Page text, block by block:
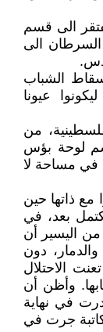
الى قسم
الى
الشباب
عيونا
من
لوحة بؤس
في مساحة لا
مع ذاتها حين
بعد، في
اليسير أن
دون
الاحتلال
وأظن أن
في نهاية
جرت في